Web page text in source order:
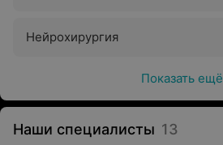
Нейрохирургия
Показать ещё
Наши специалисты 13